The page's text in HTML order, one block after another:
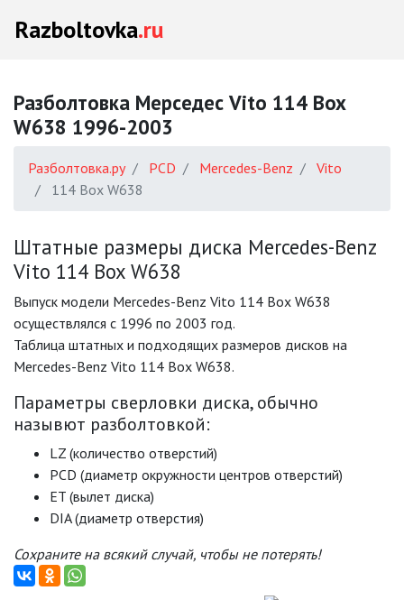
Razboltovka.ru
Разболтовка Мерседес Vito 114 Box
W638 1996-2003
Разболтовка.ру PCD Mercedes-Benz
Vito
114 Box W638
Штатные размеры диска Mercedes-Benz
Vito 114 Box W638
Выпуск модели Mercedes-Benz Vito 114 Box W638
осуществлялся с 1996 по 2003 год.
Таблица штатных и подходящих размеров дисков на
Mercedes-Benz Vito 114 Box W638.
Параметры сверловки диска, обычно
назывют разболтовкой:
LZ (количество отверстий)
PCD (диаметр окружности центров отверстий)
ET (вылет диска)
DIA (диаметр отверстия)
Сохраните на всякий случай, чтобы не потерять!